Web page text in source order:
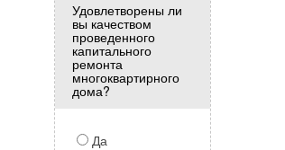
Удовлетворены ли
вы качеством
проведенного
капитального
ремонта
многоквартирного
дома?
Да